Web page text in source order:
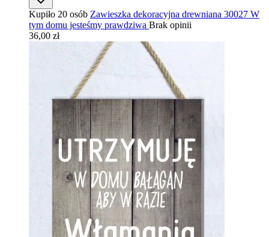
Kupiło 20 osób Zawieszka dekoracyjna drewniana 30027 W
tym domu jesteśmy prawdziwą Brak opinii
36,00 zł